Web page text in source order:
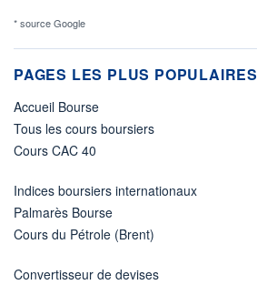
* source Google
PAGES LES PLUS POPULAIRES
Accueil Bourse
Tous les cours boursiers
Cours CAC 40
Indices boursiers internationaux
Palmarès Bourse
Cours du Pétrole (Brent)
Convertisseur de devises